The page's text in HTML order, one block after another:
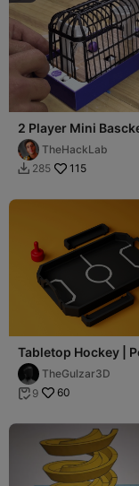
2 Player Mini
Board Game!
TheHackLab
 285 115
Tabletop Hockey |
Mini Arcade Game
TheGulzar3D
 9 60